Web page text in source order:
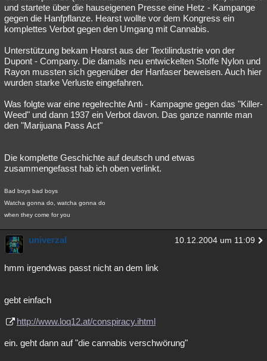
und startete über die hauseigenen Presse eine Hetz - Kampange
gegen die Hanfpflanze. Hearst wollte vor dem Kongress ein
komplettes Verbot gegen den Umgang mit Cannabis.
Unterstützung bekam Hearst aus der Textilindustrie von der
Dupont - Company. Die damals neu entwickelten Stoffe Nylon und
Rayon mussten sich gegenüber der Hanfaser beweisen. Auch hier
wurden starke Verluste eingefahren.
Was folgte war eine regelrechte Anti - Kampagne gegen das "Killer-
Weed" und dann 1937 ein Verbot davon. Das ganze nannte man
den "Marijuana Pass Act"
Die komplette Geschichte auf deutsch und etwas
zusammengefasst hab ich oben verlinkt.
Bad boys bad boys
Watcha gonna do, watcha gonna do
when they come for you
univerzal 10.12.2004 um 11:09
hmm irgendwas passt nicht an dem link
gebt einfach
http://www.loq12.at/conspiracy.ihtml
ein. geht dann auf "die cannabis verschwörung"